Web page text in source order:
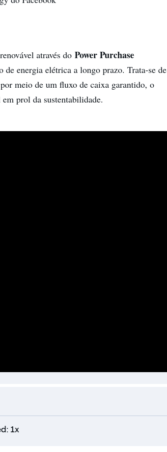
através doPower Purchase
energia elétrica a longo prazo. Trata-se de
meio de um fluxo de caixa garantido, o
prol da sustentabilidade.
1x